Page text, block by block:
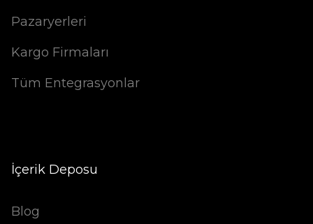
Pazaryerleri
Kargo Firmaları
Tüm Entegrasyonlar
İçerik Deposu
Blog